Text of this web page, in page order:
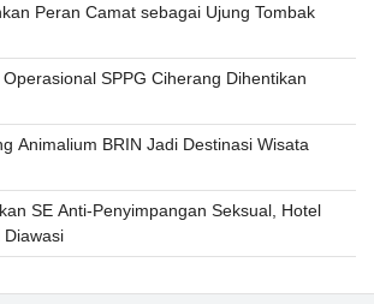
Peran Camat sebagai Ujung Tombak
SPPG Ciherang Dihentikan
Animalium BRIN Jadi Destinasi Wisata
SE Anti-Penyimpangan Seksual, Hotel
Diawasi